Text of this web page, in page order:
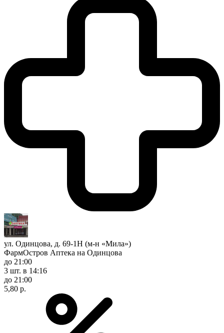
ул. Одинцова, д. 69-1Н (м-н «Мила»)
ФармОстров Аптека на Одинцова
до 21:00
3 шт. в 14:16
до 21:00
5,80 р.